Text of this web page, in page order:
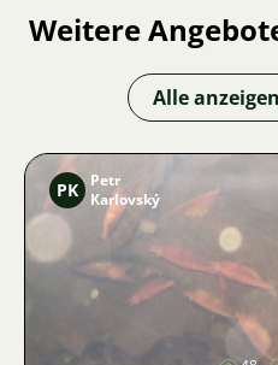
Weitere
Alle anzeigen
PK
Petr
Karlovský